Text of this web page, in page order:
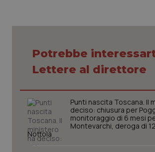
Potrebbe
Lettere al direttore
Punti nascita Toscana. Il
deciso: chiusura per
monitoraggio di 6 mesi
Montevarchi, deroga di
Nottola
abilitandone funzionalità di base quali la
l'accesso alle aree protette del sito. Il sito
funzionare correttamente senza questi